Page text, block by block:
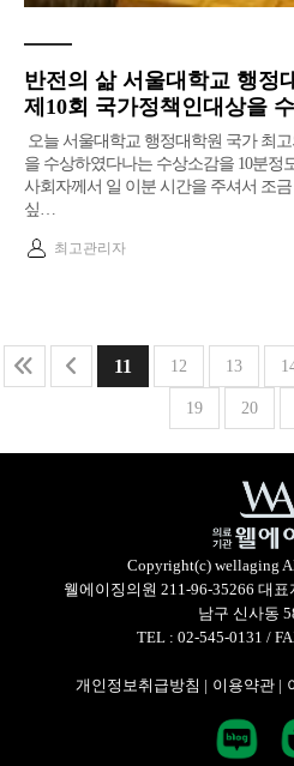
반전의 삶 서울대학교 행정
제10회 국가정책인대상을
오늘 서울대학교 행정대학원 국가 최
을 수상하였다​나는 수상소감을 10분정
사회자께서 일 이분 시간을 주셔서 조
싶…
최고관리자
11 12 13
19 20
Copyright(c) wellaging
웰에이징의원 211-96-35266 대
남구 신사동
TEL : 02-545-0131 /
개인정보취급방침 | 이용약관 |